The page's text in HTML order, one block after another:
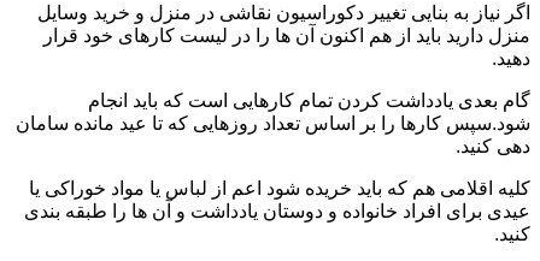
اگر نیاز به بنایی تغییر دکوراسیون نقاشی در منزل و خرید وسایل
منزل دارید باید از هم اکنون آن ها را در لیست کارهای خود قرار
دهید.
گام بعدی یادداشت کردن تمام کارهایی است که باید انجام
شود.سپس کارها را بر اساس تعداد روزهایی که تا عید مانده سامان
دهی کنید.
کلیه اقلامی هم که باید خریده شود اعم از لباس یا مواد خوراکی یا
عیدی برای افراد خانواده و دوستان یادداشت و آن ها را طبقه بندی
کنید.